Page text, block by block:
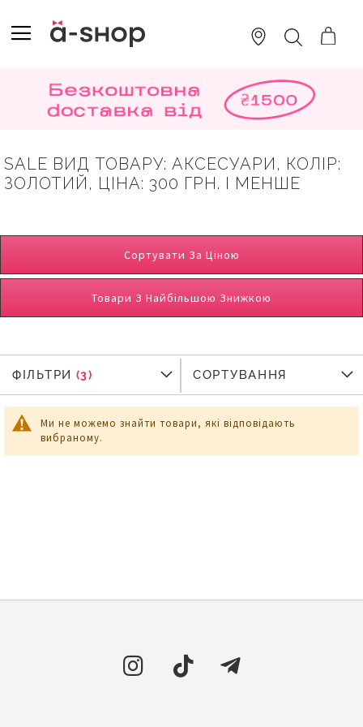
TO
CONTENT
ПОШУК
SALE ВИД ТОВАРУ: АКСЕСУАРИ, КОЛІР:
ЗОЛОТИЙ, ЦІНА: 300 ГРН. І МЕНШЕ
Сортувати За Ціною
Товари З Найбільшою Знижкою
Ми не можемо знайти товари, які відповідають
вибраному.
ФІЛЬТРИ
ФІЛЬТРИ СОРТУВАННЯ